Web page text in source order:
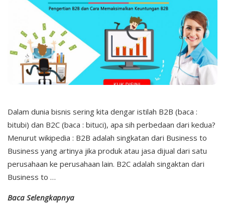
Dalam dunia bisnis sering kita dengar istilah B2B (baca :
bitubi) dan B2C (baca : bituci), apa sih perbedaan dari kedua?
Menurut wikipedia : B2B adalah singkatan dari Business to
Business yang artinya jika produk atau jasa dijual dari satu
perusahaan ke perusahaan lain. B2C adalah singaktan dari
Business to …
Baca Selengkapnya